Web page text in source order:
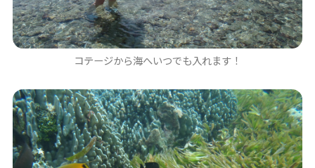
コテージから海へいつでも入れます！